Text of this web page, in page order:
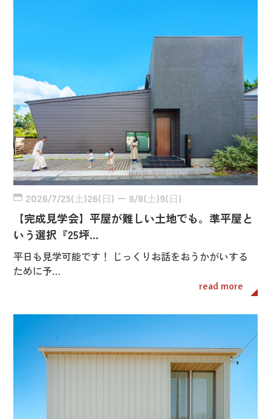
2026/7/25(土)26(日) ー 8/8(土)9(日)
【完成見学会】平屋が難しい土地でも。準平屋と
いう選択『25坪…
平日も見学可能です！ じっくりお話をおうかがいする
ために予…
read more